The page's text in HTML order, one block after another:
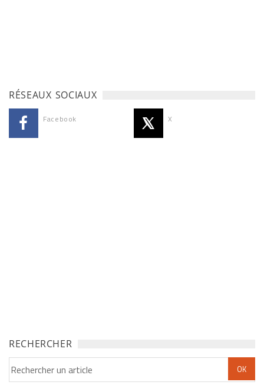
RÉSEAUX SOCIAUX
Facebook X
RECHERCHER